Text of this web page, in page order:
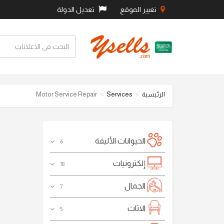
تغيير الموقع تعديل الدولة
الرئيسية Services
Motor Service Repair
الحيوانات الأليفة 6
إلكترونيات 18
الجمال 7
الاثاث 5